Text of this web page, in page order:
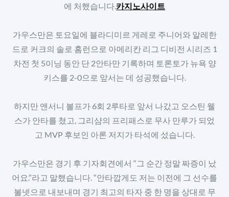
에 처했습니다. 카지노사이트
가우스만은 토요일에 블라디미르 게레로 주니어와 알레한
드로 커크의 솔로 홈런으로 아메리칸 리그 디비전 시리즈 1
차전 첫 5이닝 동안 단 2안타만 기록하며 토론토가 뉴욕 양
키스를 2-0으로 앞서는 데 성공했습니다.
하지만 앤서니 볼프가 6회 2루타로 앞서 나갔고 오스틴 웰
스가 안타를 쳤고, 그리샴의 프리패스로 무사 만루가 되었
고 MVP 후보인 아론 저지가 타석에 섰습니다.
가우스만은 경기 후 기자회견에서 “그 순간 정말 짜증이 났
어요.”라고 말했습니다. “안타깝게도 저는 이전에 그 선수를
볼넷으로 내보내며 경기 최고의 타자 중 한 명을 상대로 무